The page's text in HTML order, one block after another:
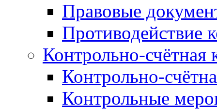
Правовые
Противодействие
Контрольно-счётная
Контрольно-
Контрольные